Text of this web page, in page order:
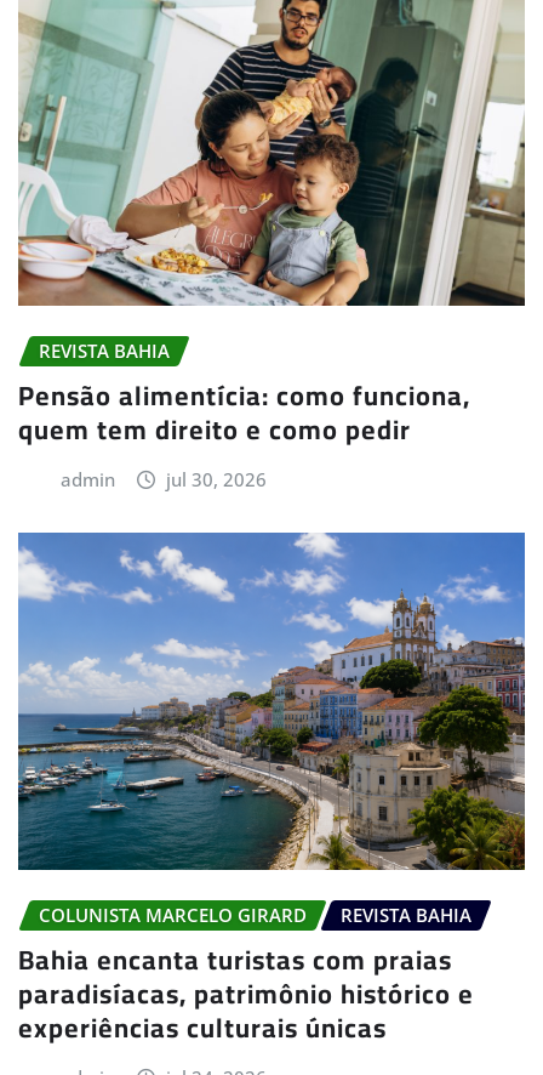
REVISTA BAHIA
Pensão alimentícia: como funciona,
quem tem direito e como pedir
admin jul 30, 2026
COLUNISTA MARCELO GIRARD REVISTA BAHIA
Bahia encanta turistas com praias
paradisíacas, patrimônio histórico e
experiências culturais únicas